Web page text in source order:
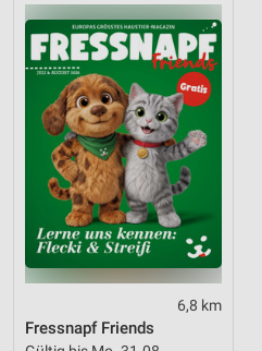
6,8 km
Fressnapf Friends